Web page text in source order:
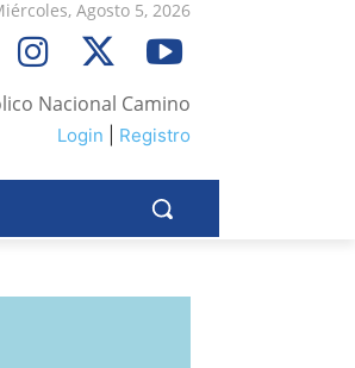
Agosto 5, 2026
Nacional Camino
Login Registro